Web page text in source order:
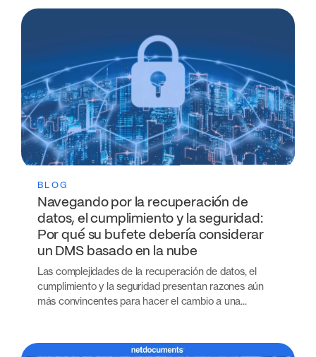
BLOG
Navegando por la recuperación de
datos, el cumplimiento y la seguridad:
Por qué su bufete debería considerar
un DMS basado en la nube
Las complejidades de la recuperación de datos, el
cumplimiento y la seguridad presentan razones aún
más convincentes para hacer el cambio a una...